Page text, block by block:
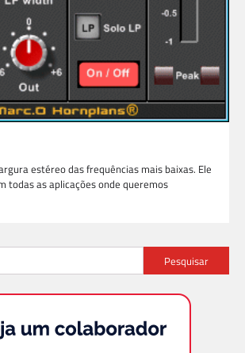
estéreo das frequências mais baixas. Ele
todas as aplicações onde queremos
Pesquisar